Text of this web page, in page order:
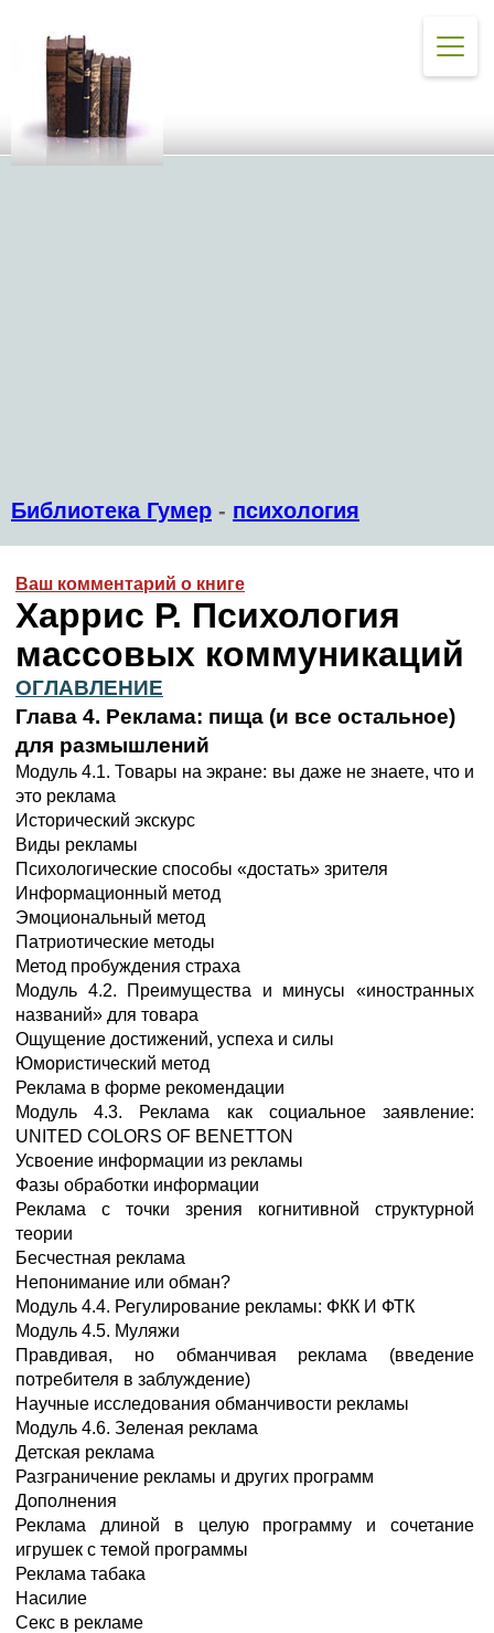
Библиотека Гумер - психология
Ваш комментарий о книге
Харрис Р. Психология
массовых коммуникаций
ОГЛАВЛЕНИЕ
Глава 4. Реклама: пища (и все остальное)
для размышлений
Модуль 4.1. Товары на экране: вы даже не знаете, что и
это реклама
Исторический экскурс
Виды рекламы
Психологические способы «достать» зрителя
Информационный метод
Эмоциональный метод
Патриотические методы
Метод пробуждения страха
Модуль 4.2. Преимущества и минусы «иностранных
названий» для товара
Ощущение достижений, успеха и силы
Юмористический метод
Реклама в форме рекомендации
Модуль 4.3. Реклама как социальное заявление:
UNITED COLORS OF BENETTON
Усвоение информации из рекламы
Фазы обработки информации
Реклама с точки зрения когнитивной структурной
теории
Бесчестная реклама
Непонимание или обман?
Модуль 4.4. Регулирование рекламы: ФКК И ФТК
Модуль 4.5. Муляжи
Правдивая, но обманчивая реклама (введение
потребителя в заблуждение)
Научные исследования обманчивости рекламы
Модуль 4.6. Зеленая реклама
Детская реклама
Разграничение рекламы и других программ
Дополнения
Реклама длиной в целую программу и сочетание
игрушек с темой программы
Реклама табака
Насилие
Секс в рекламе